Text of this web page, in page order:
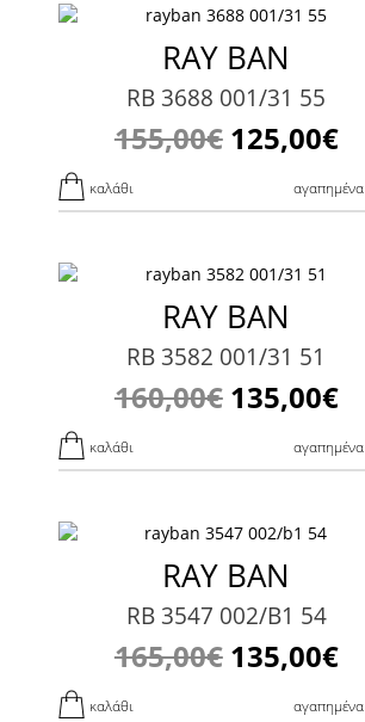
RAY BAN
RB 3688 001/31 55
155,00€125,00€
καλάθι αγαπημένα
RAY BAN
RB 3582 001/31 51
160,00€135,00€
καλάθι αγαπημένα
RAY BAN
RB 3547 002/B1 54
165,00€135,00€
καλάθι αγαπημένα